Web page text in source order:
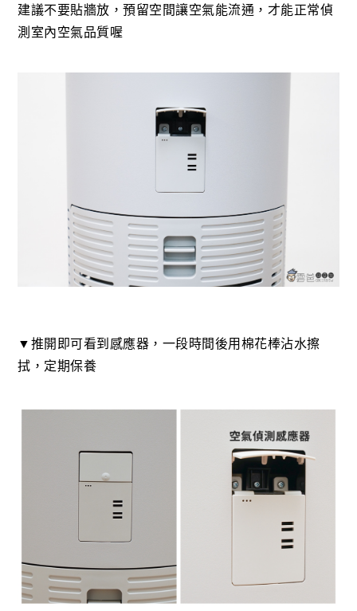
建議不要貼牆放，預留空間讓空氣能流通，才能正常偵
測室內空氣品質喔
▼推開即可看到感應器，一段時間後用棉花棒沾水擦
拭，定期保養